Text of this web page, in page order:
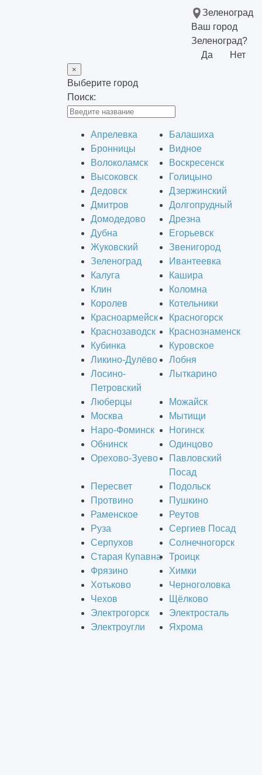
Зеленоград
Ваш город
Зеленоград?
Да
Нет
×
Выберите город
Поиск:
Апрелевка
Балашиха
Бронницы
Видное
Волоколамск
Воскресенск
Высоковск
Голицыно
Дедовск
Дзержинский
Дмитров
Долгопрудный
Домодедово
Дрезна
Дубна
Егорьевск
Жуковский
Звенигород
Зеленоград
Ивантеевка
Калуга
Кашира
Клин
Коломна
Королев
Котельники
Красноармейск
Красногорск
Краснозаводск
Краснознаменск
Кубинка
Куровское
Ликино-Дулёво
Лобня
Лосино-
Петровский
Лыткарино
Люберцы
Можайск
Москва
Мытищи
Наро-Фоминск
Ногинск
Обнинск
Одинцово
Орехово-Зуево
Павловский
Посад
Пересвет
Подольск
Протвино
Пушкино
Раменское
Реутов
Руза
Сергиев Посад
Серпухов
Солнечногорск
Старая Купавна
Троицк
Фрязино
Химки
Хотьково
Черноголовка
Чехов
Щёлково
Электрогорск
Электросталь
Электроугли
Яхрома